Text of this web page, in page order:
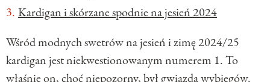
Kardigan i skórzane spodnie na jesień 2024
Wśród modnych swetrów na jesień i zimę 2024/25
kardigan jest niekwestionowanym numerem 1. To
właśnie on, choć niepozorny, był gwiazdą wybiegów.